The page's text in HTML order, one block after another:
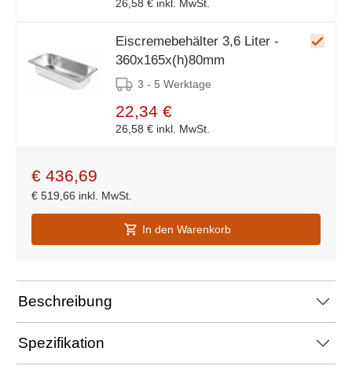
26,58 € inkl. MwSt.
Eiscremebehälter 3,6 Liter -
360x165x(h)80mm
3 - 5 Werktage
22,34 €
26,58 € inkl. MwSt.
€ 436,69
€ 519,66 inkl. MwSt.
In den Warenkorb
Beschreibung
Spezifikation